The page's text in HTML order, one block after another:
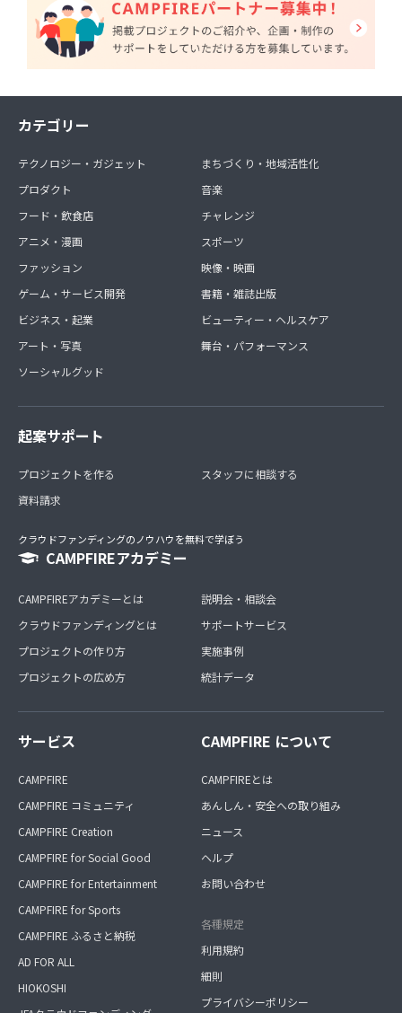
カテゴリー
テクノロジー・ガジェット
プロダクト
フード・飲食店
アニメ・漫画
ファッション
ゲーム・サービス開発
ビジネス・起業
アート・写真
ソーシャルグッド
まちづくり・地域活性化
音楽
チャレンジ
スポーツ
映像・映画
書籍・雑誌出版
ビューティー・ヘルスケア
舞台・パフォーマンス
起案サポート
プロジェクトを作る
資料請求
スタッフに相談する
クラウドファンディングのノウハウを無料で学ぼう
CAMPFIREアカデミー
CAMPFIREアカデミーとは
クラウドファンディングとは
プロジェクトの作り方
プロジェクトの広め方
説明会・相談会
サポートサービス
実施事例
統計データ
サービス
CAMPFIRE
CAMPFIRE コミュニティ
CAMPFIRE Creation
CAMPFIRE for Social Good
CAMPFIRE for Entertainment
CAMPFIRE for Sports
CAMPFIRE ふるさと納税
AD FOR ALL
HIOKOSHI
CAMPFIRE について
CAMPFIREとは
あんしん・安全への取り組み
ニュース
ヘルプ
お問い合わせ
各種規定
利用規約
細則
プライバシーポリシー